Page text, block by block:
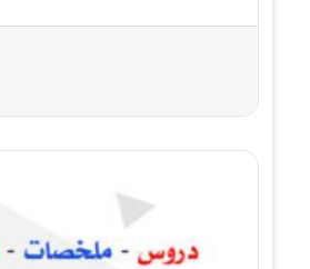
درس التلاؤم
قانون